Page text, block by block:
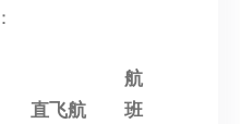
：
直飞航
航
班